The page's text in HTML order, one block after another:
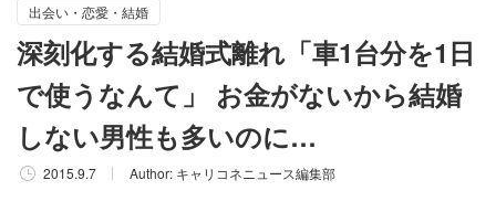
出会い・恋愛・結婚
深刻化する結婚式離れ「車1台分を1日
で使うなんて」 お金がないから結婚
しない男性も多いのに…
2015.9.7 Author: キャリコネニュース編集部